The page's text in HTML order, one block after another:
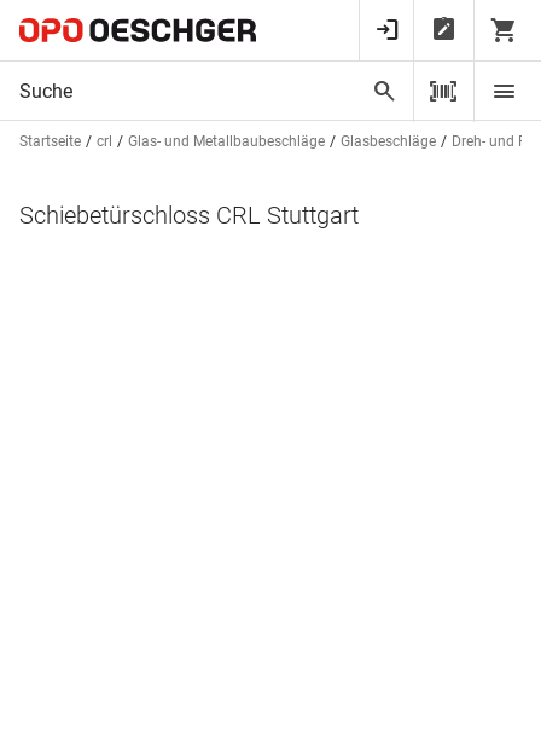
Startseite crl Glas- und Metallbaubeschläge Glasbeschläge Dreh- und
Schiebetürschloss CRL Stuttgart